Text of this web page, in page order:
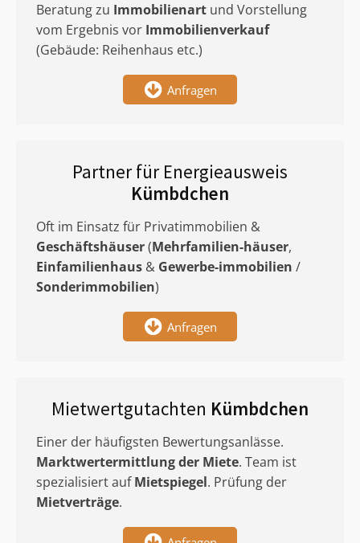
Beratung zu Immobilienart und Vorstellung
vom Ergebnis vor Immobilienverkauf
(Gebäude: Reihenhaus etc.)
Anfragen
Partner für Energieausweis
Kümbdchen
Oft im Einsatz für Privatimmobilien &
Geschäftshäuser(Mehrfamilien-häuser,
Einfamilienhaus & Gewerbe-immobilien /
Sonderimmobilien)
Anfragen
Mietwertgutachten Kümbdchen
Einer der häufigsten Bewertungsanlässe.
Marktwertermittlungder Miete. Team ist
spezialisiert aufMietspiegel. Prüfung der
Mietverträge.